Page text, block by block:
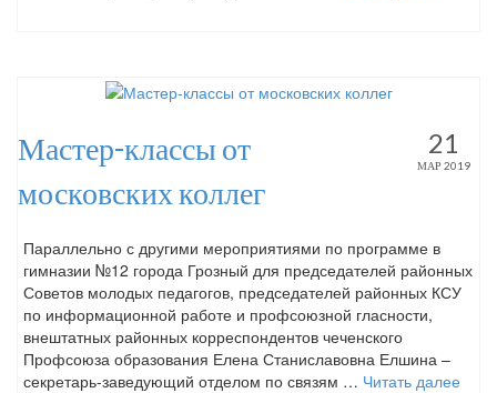
21
МАР 2019
Мастер-классы от
московских коллег
Параллельно с другими мероприятиями по программе в
гимназии №12 города Грозный для председателей районных
Советов молодых педагогов, председателей районных КСУ
по информационной работе и профсоюзной гласности,
внештатных районных корреспондентов чеченского
Профсоюза образования Елена Станиславовна Елшина –
секретарь-заведующий отделом по связям … Читать далее